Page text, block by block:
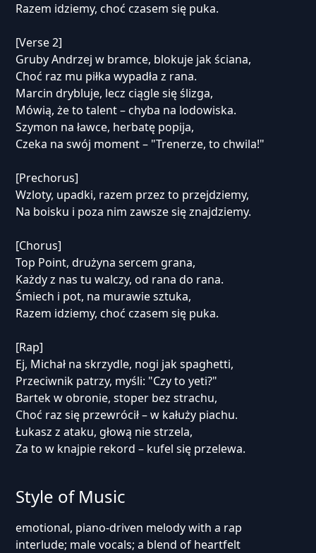
Razem idziemy, choć czasem się puka.
[Verse 2]
Gruby Andrzej w bramce, blokuje jak ściana,
Choć raz mu piłka wypadła z rana.
Marcin drybluje, lecz ciągle się ślizga,
Mówią, że to talent – chyba na lodowiska.
Szymon na ławce, herbatę popija,
Czeka na swój moment – "Trenerze, to chwila!"
[Prechorus]
Wzloty, upadki, razem przez to przejdziemy,
Na boisku i poza nim zawsze się znajdziemy.
[Chorus]
Top Point, drużyna sercem grana,
Każdy z nas tu walczy, od rana do rana.
Śmiech i pot, na murawie sztuka,
Razem idziemy, choć czasem się puka.
[Rap]
Ej, Michał na skrzydle, nogi jak spaghetti,
Przeciwnik patrzy, myśli: "Czy to yeti?"
Bartek w obronie, stoper bez strachu,
Choć raz się przewrócił – w kałuży piachu.
Łukasz z ataku, głową nie strzela,
Za to w knajpie rekord – kufel się przelewa.
Style of Music
emotional, piano-driven melody with a rap
interlude; male vocals; a blend of heartfelt